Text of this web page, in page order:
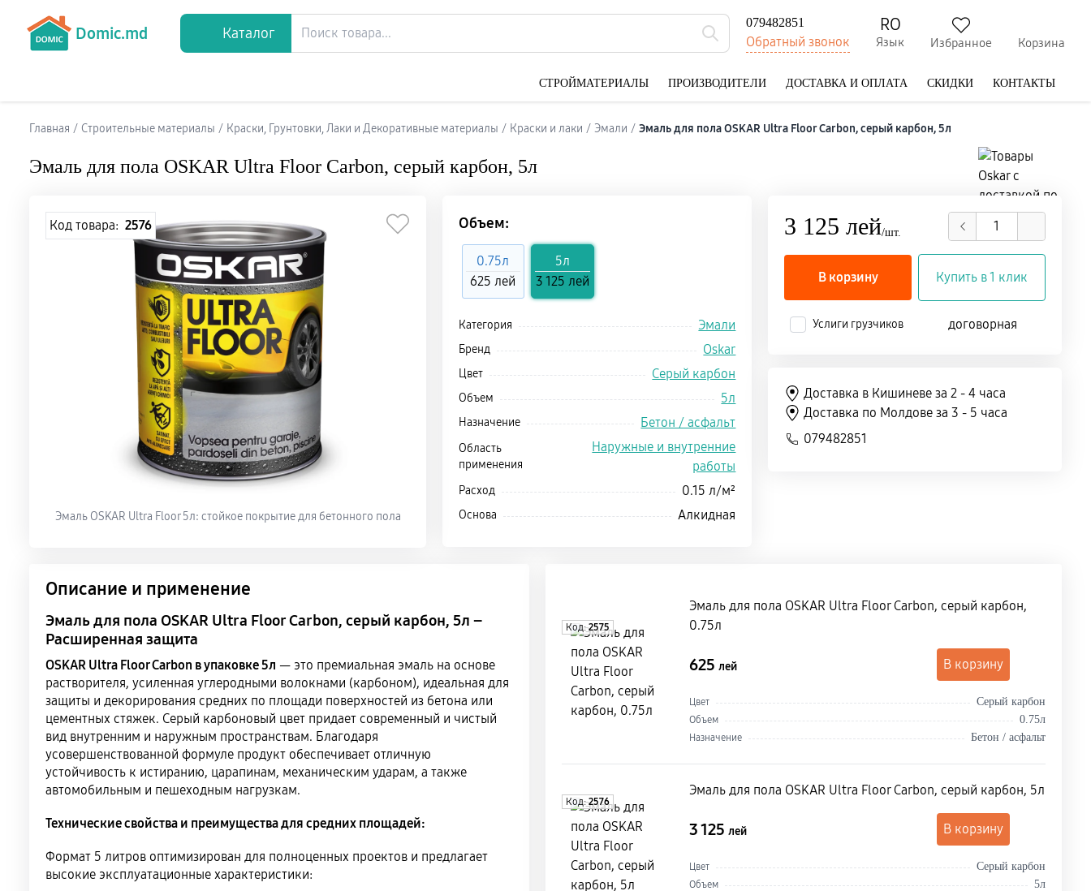
Domic.md Каталог
079482851
Обратный звонок
RO
Язык Избранное Корзина
CТРОЙМАТЕРИАЛЫ ПРОИЗВОДИТЕЛИ ДОСТАВКА И ОПЛАТА СКИДКИ КОНТАКТЫ
Главная / Строительные материалы / Краски, Грунтовки, Лаки и Декоративные материалы / Краски и лаки / Эмали / Эмаль для пола OSKAR Ultra Floor Carbon, серый карбон, 5л
Эмаль для пола OSKAR Ultra Floor Carbon, серый карбон, 5л
Код товара: 2576
Эмаль OSKAR Ultra Floor 5л: стойкое покрытие для бетонного пола
Объем:
0.75л
625 лей
5л
3 125 лей
Категория Эмали
Бренд Oskar
Цвет Серый карбон
Объем 5л
Назначение Бетон / асфальт
Область
применения
Наружные и внутренние
работы
Расход 0.15 л/м²
Основа Алкидная
3 125 лей/шт.
В корзину Купить в 1 клик
Услиги грузчиков договорная
Доставка в Кишиневе за 2 - 4 часа
Доставка по Молдове за 3 - 5 часа
079482851
Описание и применение
Эмаль для пола OSKAR Ultra Floor Carbon, серый карбон, 5л –
Расширенная защита
OSKAR Ultra Floor Carbon в упаковке 5л — это премиальная эмаль на основе
растворителя, усиленная углеродными волокнами (карбоном), идеальная для
защиты и декорирования средних по площади поверхностей из бетона или
цементных стяжек. Серый карбоновый цвет придает современный и чистый
вид внутренним и наружным пространствам. Благодаря
усовершенствованной формуле продукт обеспечивает отличную
устойчивость к истиранию, царапинам, механическим ударам, а также
автомобильным и пешеходным нагрузкам.
Технические свойства и преимущества для средних площадей:
Формат 5 литров оптимизирован для полноценных проектов и предлагает
высокие эксплуатационные характеристики:
Код:2575
Эмаль для пола OSKAR Ultra Floor Carbon, серый карбон,
0.75л
625 лей В корзину
Цвет Серый карбон
Объем 0.75л
Назначение Бетон / асфальт
Код:2576
Эмаль для пола OSKAR Ultra Floor Carbon, серый карбон, 5л
3 125 лей В корзину
Цвет Серый карбон
Объем 5л